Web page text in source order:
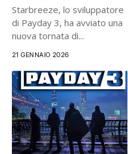
Starbreeze, lo sviluppatore
di Payday 3, ha avviato una
nuova tornata di...
21 GENNAIO 2026